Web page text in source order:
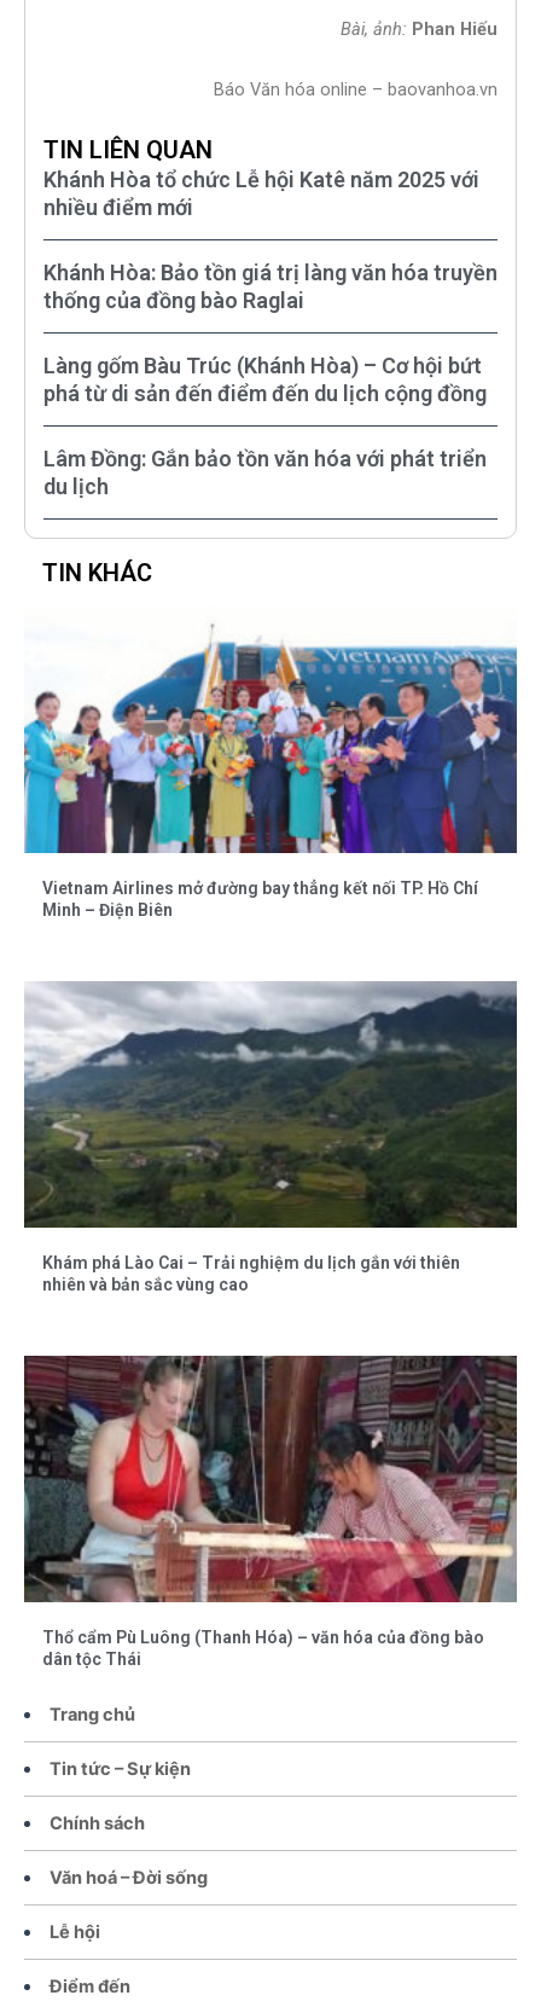
Trang chủ
Tin tức – Sự kiện
Chính sách
Văn hoá – Đời sống
Lễ hội
Điểm đến
Bài, ảnh: Phan Hiếu
Báo Văn hóa online – baovanhoa.vn
TIN LIÊN QUAN
Khánh Hòa tổ chức Lễ hội Katê năm 2025 với
nhiều điểm mới
Khánh Hòa: Bảo tồn giá trị làng văn hóa truyền
thống của đồng bào Raglai
Làng gốm Bàu Trúc (Khánh Hòa) – Cơ hội bứt
phá từ di sản đến điểm đến du lịch cộng đồng
Lâm Đồng: Gắn bảo tồn văn hóa với phát triển
du lịch
TIN KHÁC
Vietnam Airlines mở đường bay thẳng kết nối TP. Hồ Chí
Minh – Điện Biên
Khám phá Lào Cai – Trải nghiệm du lịch gắn với thiên
nhiên và bản sắc vùng cao
Thổ cẩm Pù Luông (Thanh Hóa) – văn hóa của đồng bào
dân tộc Thái